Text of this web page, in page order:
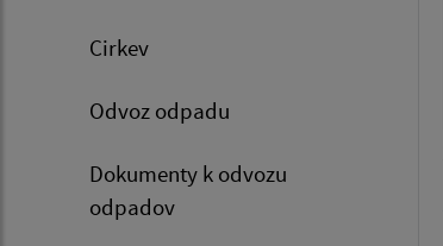
Cirkev
Odvoz odpadu
Dokumenty k odvozu
odpadov